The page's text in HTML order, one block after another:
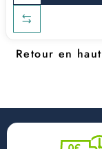
Retour en haut